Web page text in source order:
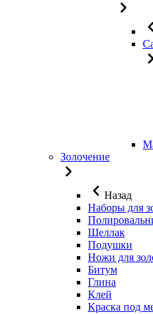
Золочение
Назад
Наборы для
Шеллак
Подушки
Ножи для
Битум
Глина
Клей
Краска под